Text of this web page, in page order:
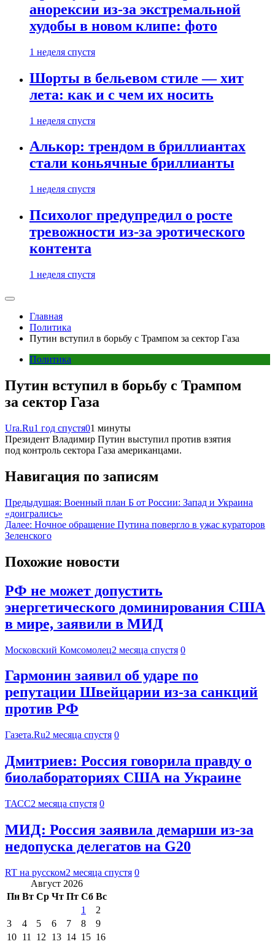
анорексии из-за экстремальной
худобы в новом клипе: фото
1 неделя спустя
Шорты в бельевом стиле — хит
лета: как и с чем их носить
1 неделя спустя
Алькор: трендом в бриллиантах
стали коньячные бриллианты
1 неделя спустя
Психолог предупредил о росте
тревожности из-за эротического
контента
1 неделя спустя
Главная
Политика
Путин вступил в борьбу с Трампом за сектор Газа
Политика
Путин вступил в борьбу с Трампом
за сектор Газа
Ura.Ru1 год спустя01 минуты
Президент Владимир Путин выступил против взятия
под контроль сектора Газа американцами.
Навигация по записям
Предыдущая: Военный план Б от России: Запад и Украина
«доигрались»
Далее: Ночное обращение Путина повергло в ужас кураторов
Зеленского
Похожие новости
РФ не может допустить
энергетического доминирования США
в мире, заявили в МИД
Московский Комсомолец2 месяца спустя 0
Гармонин заявил об ударе по
репутации Швейцарии из-за санкций
против РФ
Газета.Ru2 месяца спустя 0
Дмитриев: Россия говорила правду о
биолабораториях США на Украине
ТАСС2 месяца спустя 0
МИД: Россия заявила демарши из-за
недопуска делегатов на G20
RT на русском2 месяца спустя 0
Август 2026
Пн Вт Ср Чт Пт Сб Вс
1
2
3
4 5 6 7 8
9
10 11 12 13 14 15 16